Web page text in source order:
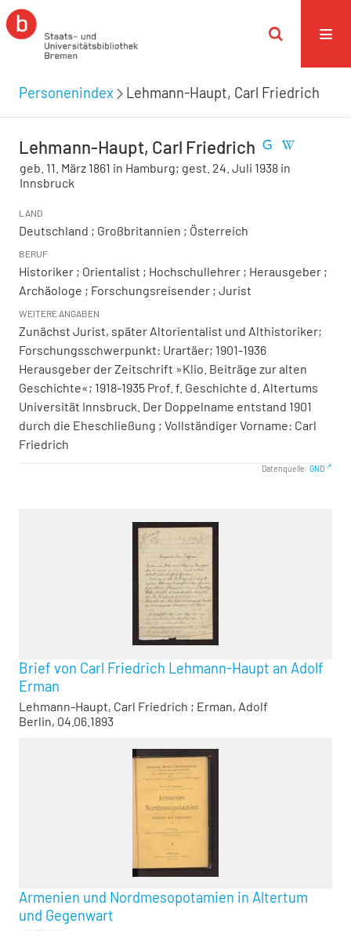
Personenindex Lehmann-Haupt, Carl Friedrich
Lehmann-Haupt, Carl Friedrich
geb. 11. März 1861 in Hamburg; gest. 24. Juli 1938 in
Innsbruck
LAND
Deutschland ; Großbritannien ; Österreich
BERUF
Historiker ; Orientalist ; Hochschullehrer ; Herausgeber ;
Archäologe ; Forschungsreisender ; Jurist
WEITERE ANGABEN
Zunächst Jurist, später Altorientalist und Althistoriker;
Forschungsschwerpunkt: Urartäer; 1901-1936
Herausgeber der Zeitschrift »Klio. Beiträge zur alten
Geschichte«; 1918-1935 Prof. f. Geschichte d. Altertums
Universität Innsbruck. Der Doppelname entstand 1901
durch die Eheschließung ; Vollständiger Vorname: Carl
Friedrich
Datenquelle: GND
Brief von Carl Friedrich Lehmann-Haupt an Adolf
Erman
Lehmann-Haupt, Carl Friedrich ; Erman, Adolf
Berlin, 04.06.1893
Armenien und Nordmesopotamien in Altertum
und Gegenwart